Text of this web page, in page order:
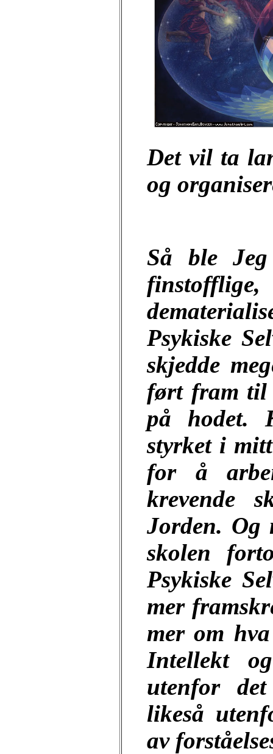
Det vil ta
og
Så ble
Psykiske
skjedde
ført fram til
på hodet.
styrket i
for å
krevende
Jorden. Og
skolen
Psykiske
mer
mer om
Intellekt
utenfor
likeså
av